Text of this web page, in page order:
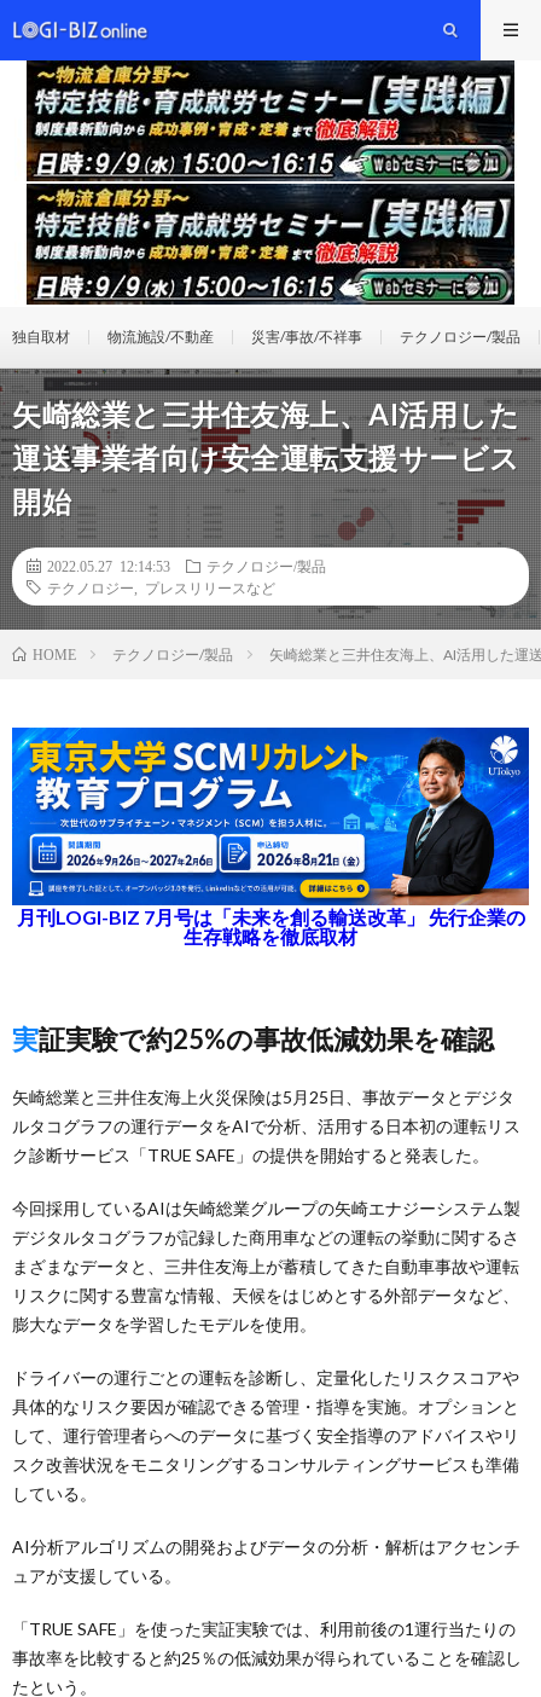
独自取材 物流施設/不動産 災害/事故/不祥事 テクノロジー/製品
矢崎総業と三井住友海上、AI活用した
運送事業者向け安全運転支援サービス
開始
2022.05.27 12:14:53
テクノロジー/製品
テクノロジー
プレスリリースなど
HOME テクノロジー/製品 矢崎総業と三井住友海上、AI活用した運
月刊LOGI-BIZ 7月号は「未来を創る輸送改革」 先行企業の
生存戦略を徹底取材
実証実験で約25%の事故低減効果を確認
矢崎総業と三井住友海上火災保険は5月25日、事故データとデジタ
ルタコグラフの運行データをAIで分析、活用する日本初の運転リス
ク診断サービス「TRUE SAFE」の提供を開始すると発表した。
今回採用しているAIは矢崎総業グループの矢崎エナジーシステム製
デジタルタコグラフが記録した商用車などの運転の挙動に関するさ
まざまなデータと、三井住友海上が蓄積してきた自動車事故や運転
リスクに関する豊富な情報、天候をはじめとする外部データなど、
膨大なデータを学習したモデルを使用。
ドライバーの運行ごとの運転を診断し、定量化したリスクスコアや
具体的なリスク要因が確認できる管理・指導を実施。オプションと
して、運行管理者らへのデータに基づく安全指導のアドバイスやリ
スク改善状況をモニタリングするコンサルティングサービスも準備
している。
AI分析アルゴリズムの開発およびデータの分析・解析はアクセンチ
ュアが支援している。
「TRUE SAFE」を使った実証実験では、利用前後の1運行当たりの
事故率を比較すると約25％の低減効果が得られていることを確認し
たという。